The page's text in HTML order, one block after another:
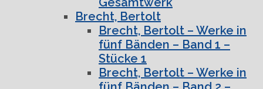
Brecht, Bertolt
Brecht, Bertolt – Werke in
fünf Bänden – Band 1 –
Stücke 1
Brecht, Bertolt – Werke in